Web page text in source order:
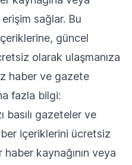
sağlar. Bu
güncel
olarak ulaşmanıza
haber ve gazete
fazla bilgi:
basılı gazeteler ve
içeriklerini ücretsiz
kaynağının veya